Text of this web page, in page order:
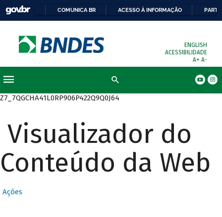
COMUNICA BR ACESSO À INFORMAÇÃO
ENGLISH
ACESSIBILIDADE
A+ A-
Z7_7QGCHA41L0RP906P422Q9Q0J64
Visualizador do
Conteúdo da Web
Ações